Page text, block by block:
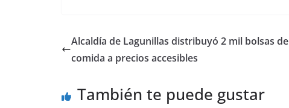
Alcaldía de Lagunillas distribuyó 2 mil bolsas de
comida a precios accesibles
También te puede gustar